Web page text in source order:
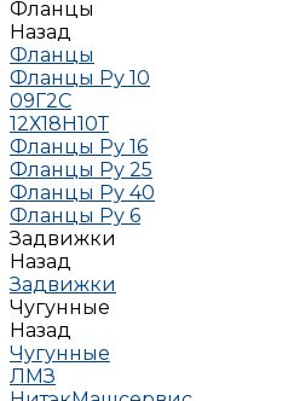
Фланцы
Назад
Фланцы
Фланцы Ру 10
09Г2С
12Х18Н10Т
Фланцы Ру 16
Фланцы Ру 25
Фланцы Ру 40
Фланцы Ру 6
Задвижки
Назад
Задвижки
Чугунные
Назад
Чугунные
ЛМЗ